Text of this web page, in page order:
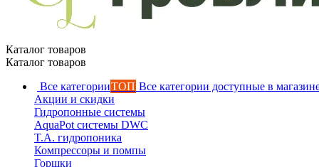
Каталог товаров
Каталог товаров
Все категорииТОП Все категории доступные в
Акции и скидки
Гидропонные системы
AquaPot системы DWC
T.A. гидропоника
Компрессоры и помпы
Горшки